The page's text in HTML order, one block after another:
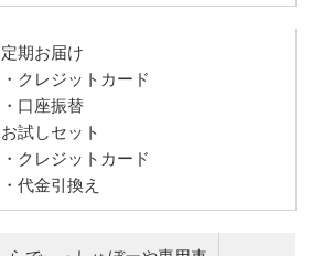
定期お届け
・クレジットカード
・口座振替
お試しセット
・クレジットカード
・代金引換え